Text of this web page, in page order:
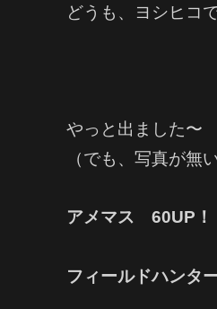
どうも、ヨシヒコで
やっと出ました〜
（でも、写真が無
アメマス 60UP！
フィールドハン